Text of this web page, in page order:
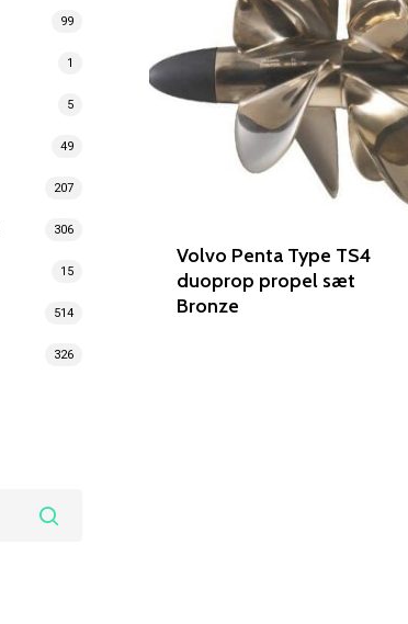
99
1
5
49
207
306
15
514
326
Volvo Penta Type TS4
duoprop propel sæt
Bronze